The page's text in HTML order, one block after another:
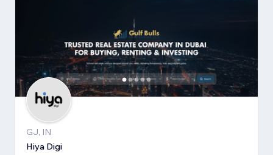
GJ, IN
Hiya Digi